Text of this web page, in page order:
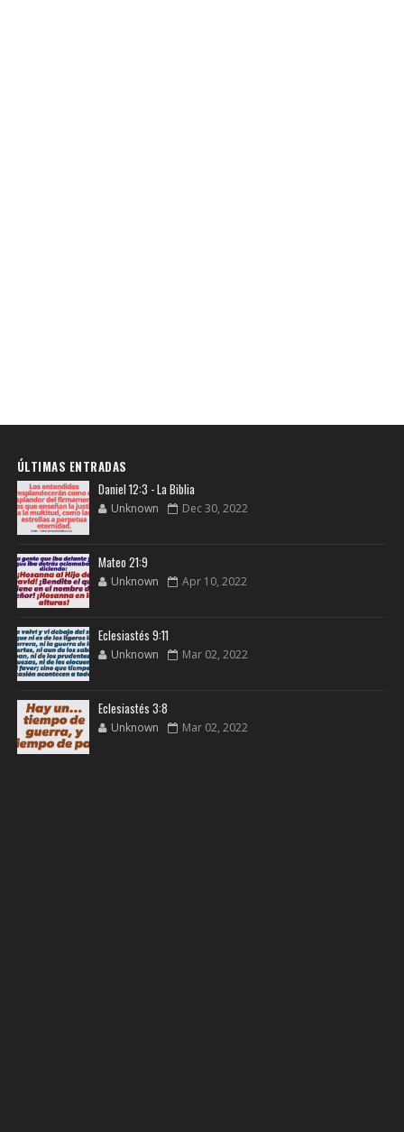
ÚLTIMAS ENTRADAS
Daniel 12:3 - La Biblia
Unknown Dec 30, 2022
Mateo 21:9
Unknown Apr 10, 2022
Eclesiastés 9:11
Unknown Mar 02, 2022
Eclesiastés 3:8
Unknown Mar 02, 2022